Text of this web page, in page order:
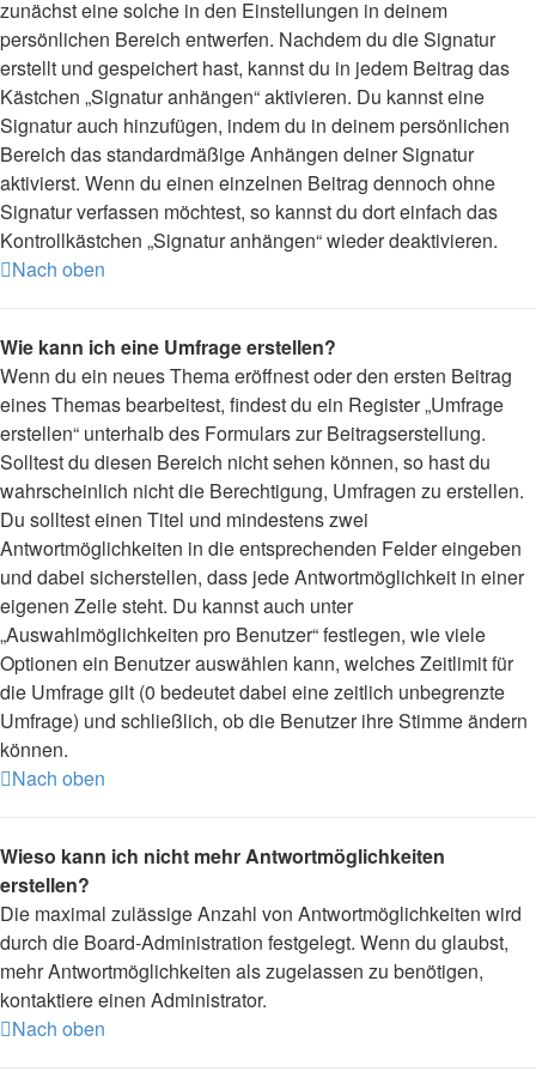
zunächst eine solche in den Einstellungen in deinem
persönlichen Bereich entwerfen. Nachdem du die Signatur
erstellt und gespeichert hast, kannst du in jedem Beitrag das
Kästchen „Signatur anhängen“ aktivieren. Du kannst eine
Signatur auch hinzufügen, indem du in deinem persönlichen
Bereich das standardmäßige Anhängen deiner Signatur
aktivierst. Wenn du einen einzelnen Beitrag dennoch ohne
Signatur verfassen möchtest, so kannst du dort einfach das
Kontrollkästchen „Signatur anhängen“ wieder deaktivieren.
Nach oben
Wie kann ich eine Umfrage erstellen?
Wenn du ein neues Thema eröffnest oder den ersten Beitrag
eines Themas bearbeitest, findest du ein Register „Umfrage
erstellen“ unterhalb des Formulars zur Beitragserstellung.
Solltest du diesen Bereich nicht sehen können, so hast du
wahrscheinlich nicht die Berechtigung, Umfragen zu erstellen.
Du solltest einen Titel und mindestens zwei
Antwortmöglichkeiten in die entsprechenden Felder eingeben
und dabei sicherstellen, dass jede Antwortmöglichkeit in einer
eigenen Zeile steht. Du kannst auch unter
„Auswahlmöglichkeiten pro Benutzer“ festlegen, wie viele
Optionen ein Benutzer auswählen kann, welches Zeitlimit für
die Umfrage gilt (0 bedeutet dabei eine zeitlich unbegrenzte
Umfrage) und schließlich, ob die Benutzer ihre Stimme ändern
können.
Nach oben
Wieso kann ich nicht mehr Antwortmöglichkeiten
erstellen?
Die maximal zulässige Anzahl von Antwortmöglichkeiten wird
durch die Board-Administration festgelegt. Wenn du glaubst,
mehr Antwortmöglichkeiten als zugelassen zu benötigen,
kontaktiere einen Administrator.
Nach oben